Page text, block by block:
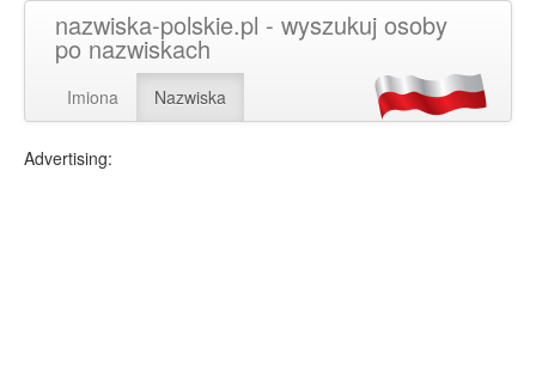
nazwiska-polskie.pl - wyszukuj osoby
po nazwiskach
Imiona Nazwiska
Advertising: